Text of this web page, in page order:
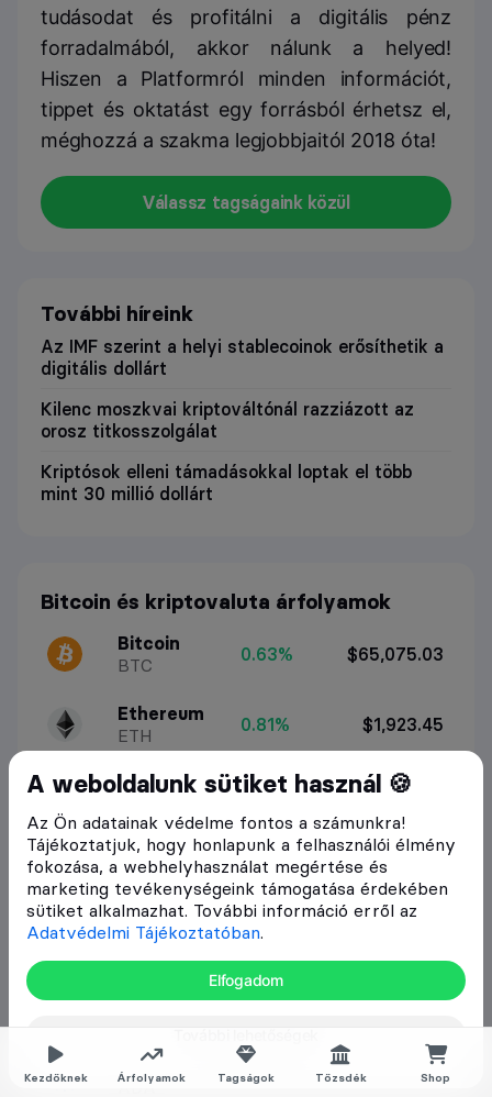
Kezdőknek Árfolyamok Tagságok Tőzsdék Shop
A weboldalunk sütiket használ 🍪
Az Ön adatainak védelme fontos a számunkra!
Tájékoztatjuk, hogy honlapunk a felhasználói élmény
fokozása, a webhelyhasználat megértése és
marketing tevékenységeink támogatása érdekében
sütiket alkalmazhat. További információ erről az
Adatvédelmi Tájékoztatóban.
Elfogadom
tudásodat és profitálni a digitális pénz
forradalmából, akkor nálunk a helyed!
Hiszen a Platformról minden információt,
tippet és oktatást egy forrásból érhetsz el,
méghozzá a szakma legjobbjaitól 2018 óta!
Válassz tagságaink közül
További híreink
Az IMF szerint a helyi stablecoinok erősíthetik a
digitális dollárt
Kilenc moszkvai kriptováltónál razziázott az
orosz titkosszolgálat
Kriptósok elleni támadásokkal loptak el több
mint 30 millió dollárt
Bitcoin és kriptovaluta árfolyamok
Bitcoin
BTC
0.63% $65,075.03
Ethereum
ETH
0.81% $1,923.45
BNB
2.17% $604.23
XRP
XRP
3.09%
Solana
4.27%
Dogecoin
2.46% $0.07124
Cardano
ADA
1.04% $0.1997